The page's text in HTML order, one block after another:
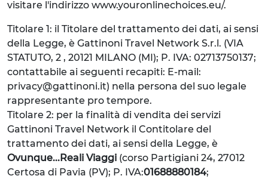
visitare l'indirizzo www.youronlinechoices.eu/.
Titolare 1: il Titolare del trattamento dei dati, ai sensi
della Legge, è Gattinoni Travel Network S.r.l. (VIA
STATUTO, 2 , 20121 MILANO (MI); P. IVA: 02713750137;
contattabile ai seguenti recapiti: E-mail:
privacy@gattinoni.it) nella persona del suo legale
rappresentante pro tempore.
Titolare 2: per la finalità di vendita dei servizi
Gattinoni Travel Network il Contitolare del
trattamento dei dati, ai sensi della Legge, è
Ovunque...Reali Viaggi (corso Partigiani 24, 27012
Certosa di Pavia (PV); P. IVA:01688880184;